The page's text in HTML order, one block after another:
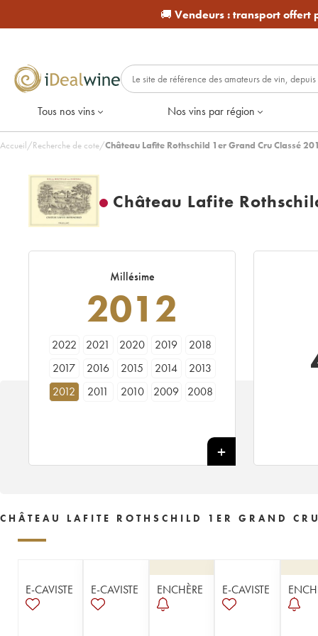
🚚 Vendeurs :transport offert
Tous nos vins Nos vins par région
Accueil/Recherche de cote/Château Lafite Rothschild 1er Grand Cru Classé
Château Lafite
Millésime
2012
2022 2021 2020 2019
2018
2017
2016 2015 2014
2013
2012
2011 2010 2009
2008
1998
1997
1996 1995 1994
1993
1969
1968
1966 1964
CHÂTEAU LAFITE ROTHSCHILD 1ER GRAND
E-CAVISTE E-CAVISTE ENCHÈRE E-CAVISTE